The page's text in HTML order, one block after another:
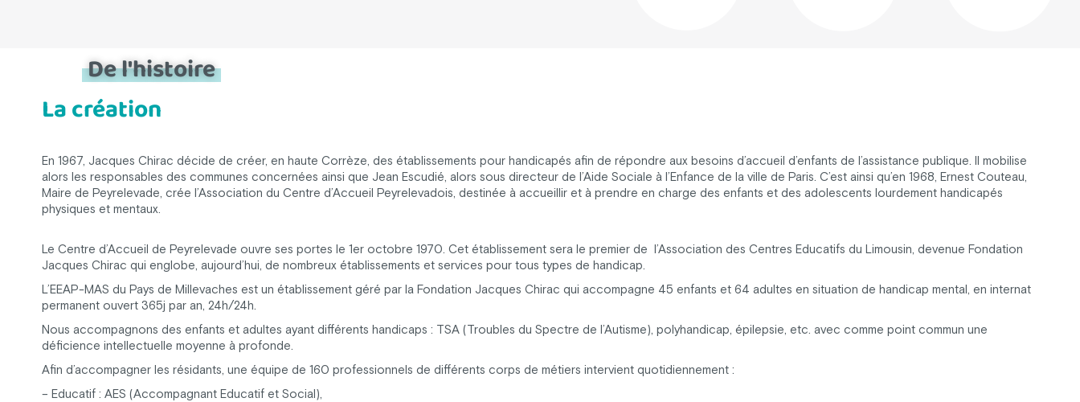
De l'histoire
La création
En 1967, Jacques Chirac décide de créer, en haute Corrèze, des établissements pour handicapés afin de répondre aux besoins d’accueil d’enfants de l’assistance publique. Il mobilise
alors les responsables des communes concernées ainsi que Jean Escudié, alors sous directeur de l’Aide Sociale à l’Enfance de la ville de Paris. C’est ainsi qu’en 1968, Ernest Couteau,
Maire de Peyrelevade, crée l’Association du Centre d’Accueil Peyrelevadois, destinée à accueillir et à prendre en charge des enfants et des adolescents lourdement handicapés
physiques et mentaux.
Le Centre d’Accueil de Peyrelevade ouvre ses portes le 1er octobre 1970. Cet établissement sera le premier de l’Association des Centres Educatifs du Limousin, devenue Fondation
Jacques Chirac qui englobe, aujourd’hui, de nombreux établissements et services pour tous types de handicap.
L’EEAP-MAS du Pays de Millevaches est un établissement géré par la Fondation Jacques Chirac qui accompagne 45 enfants et 64 adultes en situation de handicap mental, en internat
permanent ouvert 365j par an, 24h/24h.
Nous accompagnons des enfants et adultes ayant différents handicaps : TSA (Troubles du Spectre de l’Autisme), polyhandicap, épilepsie, etc. avec comme point commun une
déficience intellectuelle moyenne à profonde.
Afin d’accompagner les résidants, une équipe de 160 professionnels de différents corps de métiers intervient quotidiennement :
– Educatif : AES (Accompagnant Educatif et Social),